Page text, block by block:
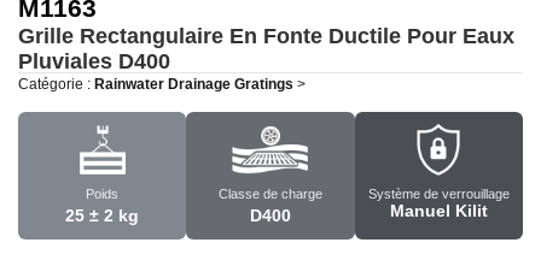
M1163
Grille Rectangulaire En Fonte Ductile Pour Eaux
Pluviales D400
Catégorie : Rainwater Drainage Gratings >
Poids
25 ± 2 kg
Classe de charge
D400
Système de verrouillage
Manuel Kilit